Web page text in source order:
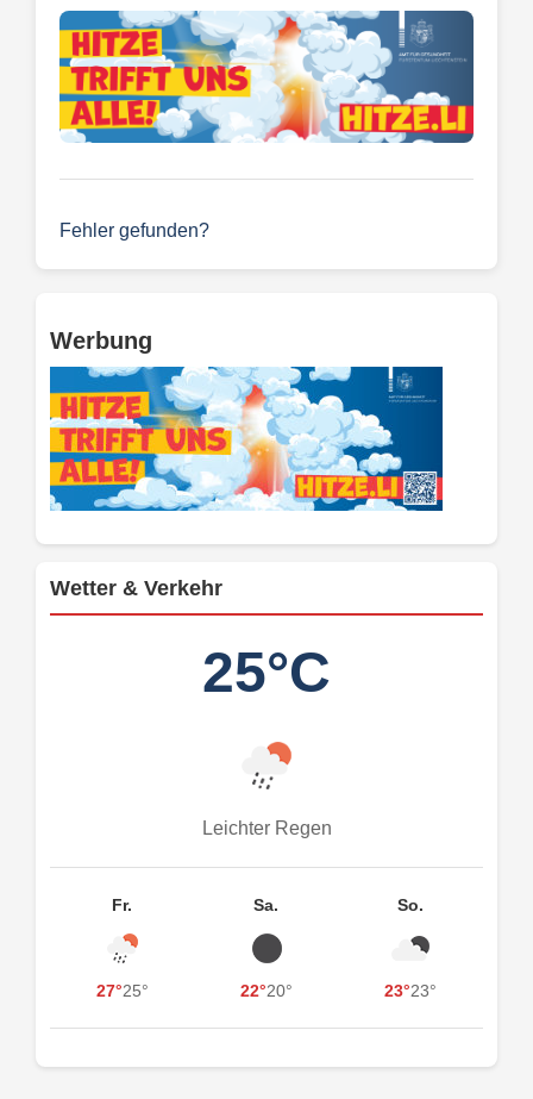
Fehler gefunden?
Werbung
Wetter & Verkehr
25°C
Leichter Regen
Fr.
27°25°
Sa.
22°20°
So.
23°23°